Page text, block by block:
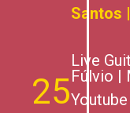
Santos
25
Live
Fúlvio |
Youtube